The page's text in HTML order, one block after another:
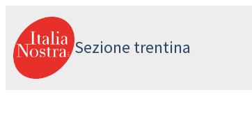
al
contenuto
Sezione trentina